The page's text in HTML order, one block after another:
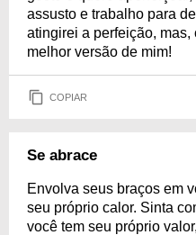
assusto e trabalho para
atingirei a perfeição, mas,
melhor versão de mim!
COPIAR
Se abrace
Envolva seus braços em
seu próprio calor. Sinta
você tem seu próprio